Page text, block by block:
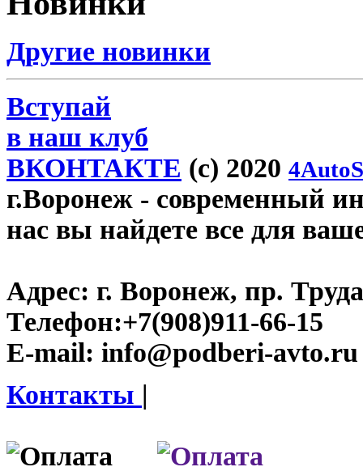
Другие новинки
Вступай
в наш клуб
ВКОНТАКТЕ (c) 2020
г.Воронеж - современный
нас вы найдете все для
Адрес: г. Воронеж, пр.
Телефон:+7(908)911-66-15
E-mail: info@podberi-avto.ru
Контакты |